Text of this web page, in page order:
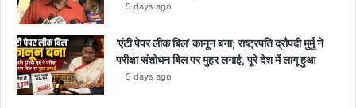
5 days ago
‘एंटी पेपर लीक बिल’ कानून बना; राष्ट्रपति द्रौपदी मुर्मु ने
परीक्षा संशोधन बिल पर मुहर लगाई, पूरे देश में लागू हुआ
5 days ago